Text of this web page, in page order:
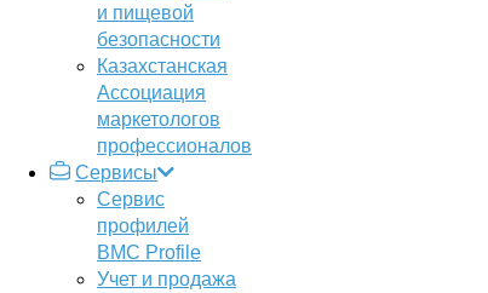
и пищевой
безопасности
Казахстанская
Ассоциация
маркетологов
профессионалов
Сервисы
Сервис
профилей
BMC Profile
Учет и продажа